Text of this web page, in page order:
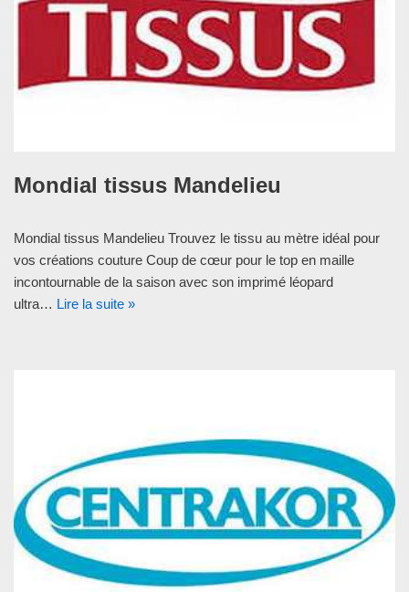
Mondial tissus Mandelieu
Mondial tissus Mandelieu Trouvez le tissu au mètre idéal pour
vos créations couture Coup de cœur pour le top en maille
incontournable de la saison avec son imprimé léopard
ultra… Lire la suite »